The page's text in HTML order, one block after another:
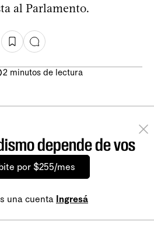
al Parlamento.
2 minutos de lectura
depende de vos
por $255/mes
una cuenta Ingresá